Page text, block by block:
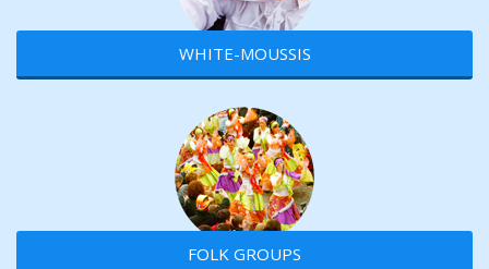
WHITE-MOUSSIS
FOLK GROUPS